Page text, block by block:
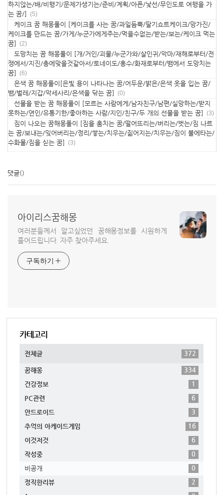
하지않는/배/비행기/문제가생기는/준비/계획/아픈/낯선/무인도로 여행을 가
는 꿈/] (5)
케이크 꿈 해몽풀이 [케이크를 사는 꿈/과일듬뿍/딸기쇼트케이크/망가진/
케이크를 만드는 꿈/가게/누군가에게주는/먹을수없는/받는/보는/케이크 먹는
꿈] (2)
도망치는 꿈 해몽풀이 [개/거인/괴물/누군가와/살인귀/악마/재해로부터/전
쟁에서/지진/총에맞을것같아서/토네이도/홍수/화재로부터/뱀에서 도망치는
꿈] (6)
은색 꿈 해몽풀이[은빛 용이 나타나는 꿈/어두운/밝은/은색 옷을 입는 꿈/
뱀/벌레/지갑/악세사리/은색을 닦는 꿈] (0)
선물을 받는 꿈 해몽풀이 [모르는 사람에게/남자친구/남편/실망하는/받지
못하는/연인/유통기한/좋아하는 사람/지인/친구/두 개의 선물을 받는 꿈] (3)
짐이 나오는 꿈해몽풀이 [짐을 훔치는 꿈/떨어뜨리는/버리는/벗는/짐 나르
는 꿈/보내는/잊어버리는/정리/쌓는/치우는/짊어지는/치우는/짐이 불에타는/
수화물/짐을 싣는 꿈] (3)
댓글()
아이리스꿈해몽
여러분들께서 알고싶었던 꿈해몽정보를 시원하게
풀어드립니다. 자주 찾아주세요.
구독하기
카테고리
전체글 372
꿈해몽
334
건강정보
1
PC관련
6
안드로이드
3
추억의 아케이드게임
16
이것저것
6
작성중
0
비공개
0
정직한리뷰
2